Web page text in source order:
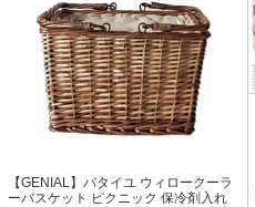
【GENIAL】バタイユ ウィロークーラ
ーバスケット ピクニック 保冷剤入れ